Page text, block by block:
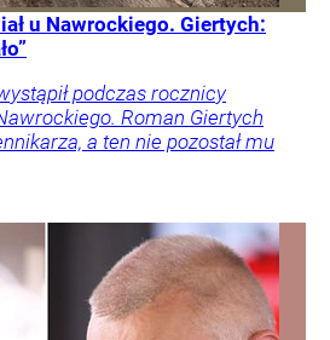
u Nawrockiego. Giertych:
podczas rocznicy
Roman Giertych
a ten nie pozostał mu